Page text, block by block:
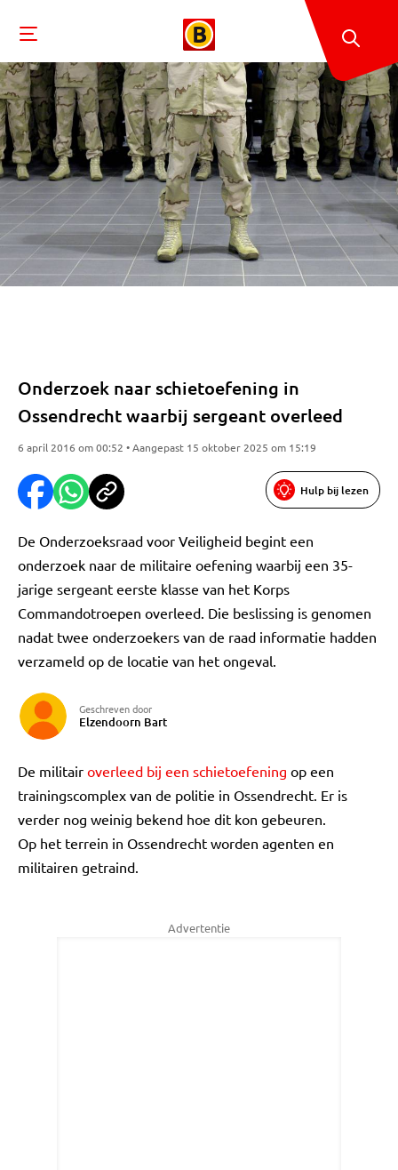
Onderzoek naar schietoefening in
Ossendrecht waarbij sergeant overleed
6 april 2016 om 00:52 • Aangepast 15 oktober 2025 om 15:19
Hulp bij lezen
De Onderzoeksraad voor Veiligheid begint een
onderzoek naar de militaire oefening waarbij een 35-
jarige sergeant eerste klasse van het Korps
Commandotroepen overleed. Die beslissing is genomen
nadat twee onderzoekers van de raad informatie hadden
verzameld op de locatie van het ongeval.
Geschreven door
Elzendoorn Bart
De militair overleed bij een schietoefening op een
trainingscomplex van de politie in Ossendrecht. Er is
verder nog weinig bekend hoe dit kon gebeuren.
Op het terrein in Ossendrecht worden agenten en
militairen getraind.
Advertentie